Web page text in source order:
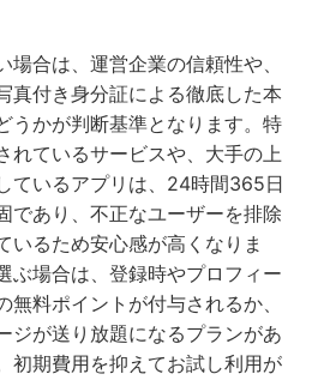
場合は、運営企業の信頼性や、
真付き身分証による徹底した本
うかが判断基準となります。特
れているサービスや、大手の上
ているアプリは、24時間365日
であり、不正なユーザーを排除
いるため安心感が高くなりま
ぶ場合は、登録時やプロフィー
料ポイントが付与されるか、
ジが送り放題になるプランがあ
初期費用を抑えてお試し利用が